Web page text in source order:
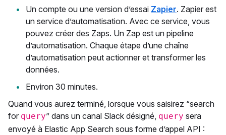
Un compte ou une version d’essai Zapier. Zapier est
un service d’automatisation. Avec ce service, vous
pouvez créer des Zaps. Un Zap est un pipeline
d’automatisation. Chaque étape d’une chaîne
d’automatisation peut actionner et transformer les
données.
Environ 30 minutes.
Quand vous aurez terminé, lorsque vous saisirez “search
for query” dans un canal Slack désigné, query sera
envoyé à Elastic App Search sous forme d’appel API :